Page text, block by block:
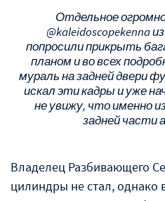
Отдельное
@kaleidoscopekenna
попросили прикрыть
планом и во всех
мураль на задней двери
искал эти кадры и уже
не увижу, что именно
задней части
Владелец Разбивающего
цилиндры не стал, однако